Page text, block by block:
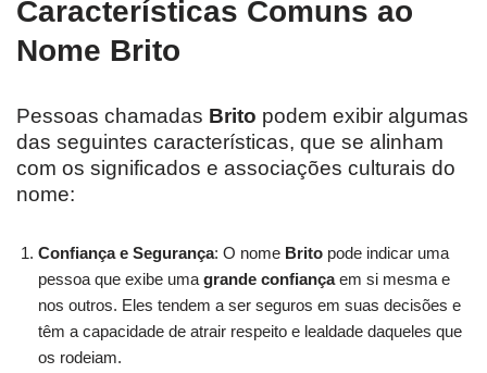
Características Comuns ao
Nome Brito
Pessoas chamadas Brito podem exibir algumas
das seguintes características, que se alinham
com os significados e associações culturais do
nome:
Confiança e Segurança: O nome Brito pode indicar uma
pessoa que exibe uma grande confiançaem si mesma e
nos outros. Eles tendem a ser seguros em suas decisões e
têm a capacidade de atrair respeito e lealdade daqueles que
os rodeiam.